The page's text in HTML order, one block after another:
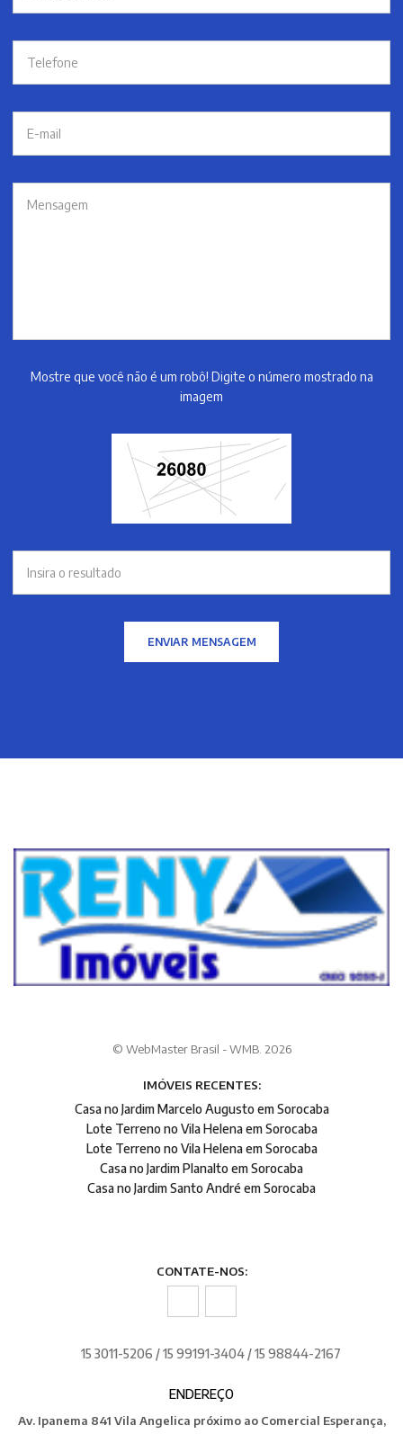
Mostre que você não é um robô! Digite o número mostrado na
imagem
ENVIAR MENSAGEM
© WebMaster Brasil - WMB. 2026
IMÓVEIS RECENTES:
Casa no Jardim Marcelo Augusto em Sorocaba
Lote Terreno no Vila Helena em Sorocaba
Lote Terreno no Vila Helena em Sorocaba
Casa no Jardim Planalto em Sorocaba
Casa no Jardim Santo André em Sorocaba
CONTATE-NOS:
15 3011-5206 / 15 99191-3404 / 15 98844-2167
ENDEREÇO
Av. Ipanema 841 Vila Angelica próximo ao Comercial Esperança,